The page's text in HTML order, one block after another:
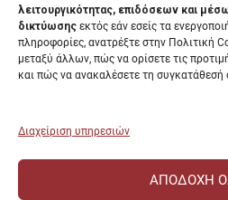
λειτουργικότητας, επιδόσεων και
δικτύωσης εκτός εάν εσείς τα
πληροφορίες, ανατρέξτε στην Πολιτική
μεταξύ άλλων, πώς να ορίσετε τις
και πώς να ανακαλέσετε τη συγκατάθεσή
Διαχείριση υπηρεσιών
ΑΠΟΔΟΧΉ
Συνεδριάσεις Συμβουλίου
EUNICoast European University